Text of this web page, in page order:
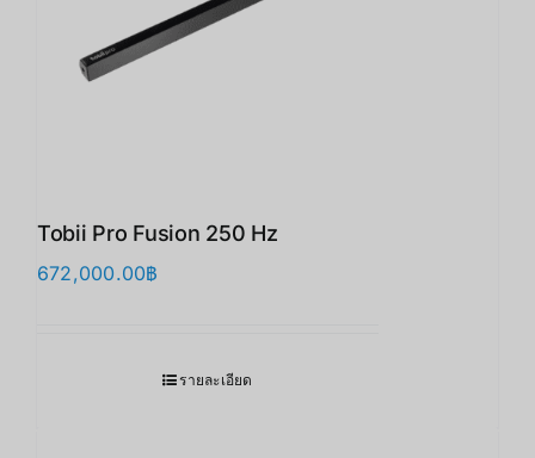
Tobii Pro Fusion 250 Hz
672,000.00฿
รายละเอียด